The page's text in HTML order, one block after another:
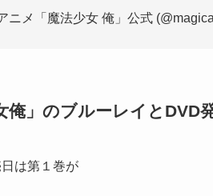
ニメ「魔法少女 俺」公式
俺」のブルーレイとDVD
は第１巻が